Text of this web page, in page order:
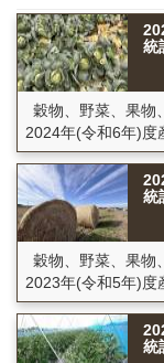
統
穀物、野菜、果物
2024年(令和6年)度
統
穀物、野菜、果物
2023年(令和5年)度
統